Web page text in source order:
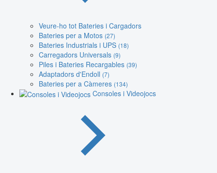
Veure-ho tot Bateries i Cargadors
Bateries per a Motos (27)
Bateries Industrials i UPS (18)
Carregadors Universals (9)
Piles i Bateries Recargables (39)
Adaptadors d'Endoll (7)
Bateries per a Càmeres (134)
Consoles i Videojocs